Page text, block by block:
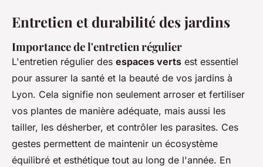
Entretien et durabilité des jardins
Importance de l'entretien régulier
L'entretien régulier des espaces verts est essentiel
pour assurer la santé et la beauté de vos jardins à
Lyon. Cela signifie non seulement arroser et fertiliser
vos plantes de manière adéquate, mais aussi les
tailler, les désherber, et contrôler les parasites. Ces
gestes permettent de maintenir un écosystème
équilibré et esthétique tout au long de l'année. En